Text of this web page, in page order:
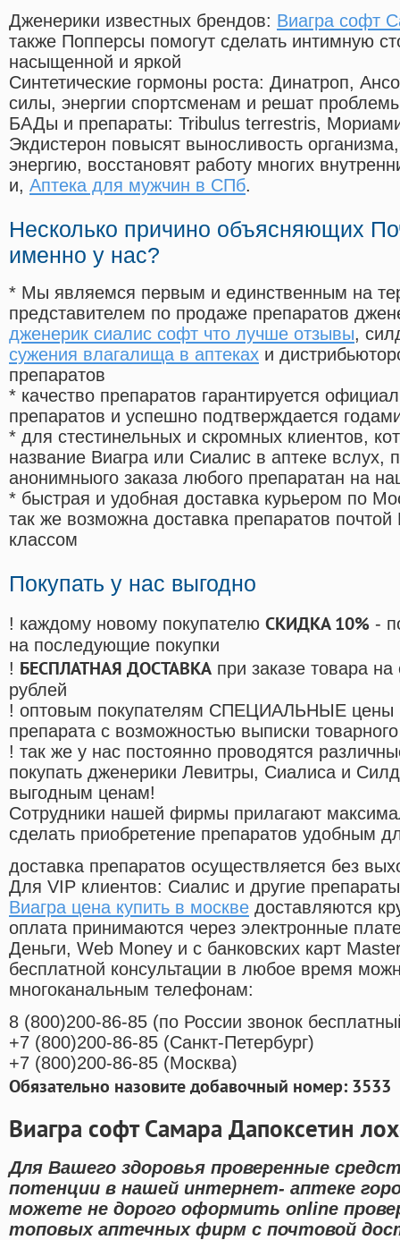
Дженерики известных брендов: Виагра софт
также Попперсы помогут сделать интимную
насыщенной и яркой
Синтетические гормоны роста: Динатроп,
силы, энергии спортсменам и решат
БАДы и препараты: Tribulus terrestris,
Экдистерон повысят выносливость
энергию, восстановят работу многих
и, Аптека для мужчин в СПб.
Несколько причино объясняющих
именно у нас?
* Мы являемся первым и единственным на
представителем по продаже препаратов
дженерик сиалис софт что лучше отзывы,
сужения влагалища в аптеках и
препаратов
* качество препаратов гарантируется
препаратов и успешно подтверждается
* для стестинельных и скромных клиентов,
название Виагра или Сиалис в аптеке вслух,
анонимныого заказа любого препаратан на
* быстрая и удобная доставка курьером по
так же возможна доставка препаратов
классом
Покупать у нас выгодно
! каждому новому покупателю СКИДКА 10% -
на последующие покупки
! БЕСПЛАТНАЯ ДОСТАВКА при заказе товара
рублей
! оптовым покупателям СПЕЦИАЛЬНЫЕ цены
препарата с возможностью выписки
! так же у нас постоянно проводятся
покупать дженерики Левитры, Сиалиса и
выгодным ценам!
Cотрудники нашей фирмы прилагают
сделать приобретение препаратов удобным
доставка препаратов осуществляется без
Для VIP клиентов: Сиалис и другие
Виагра цена купить в москве доставляются
оплата принимаются через электронные
Деньги, Web Money и с банковских карт
бесплатной консультации в любое время
многоканальным телефонам:
8 (800)200-86-85 (по России звонок
+7 (800)200-86-85 (Санкт-Петербург)
+7 (800)200-86-85 (Москва)
Обязательно назовите добавочный номер: 3533
Виагра софт Самара Дапоксетин
Для Вашего здоровья проверенные
потенции в нашей интернет- аптеке
можете не дорого оформить online
топовых аптечных фирм с почтовой